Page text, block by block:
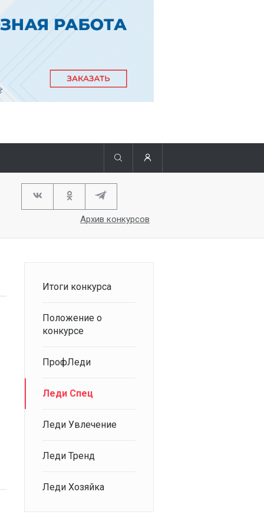
Архив конкурсов
Итоги конкурса
Положение о
конкурсе
ПрофЛеди
Леди Спец
Леди Увлечение
Леди Тренд
Леди Хозяйка